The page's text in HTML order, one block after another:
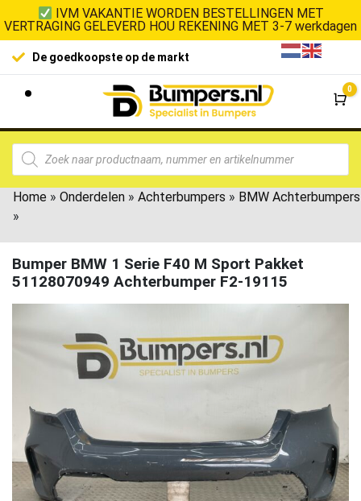
IVM VAKANTIE WORDEN BESTELLINGEN MET
VERTRAGING GELEVERD HOU REKENING MET 3-7 werkdagen
De goedkoopste op de markt
0
Home » Onderdelen » Achterbumpers » BMW Achterbumpers
»
Bumper BMW 1 Serie F40 M Sport Pakket
51128070949 Achterbumper F2-19115